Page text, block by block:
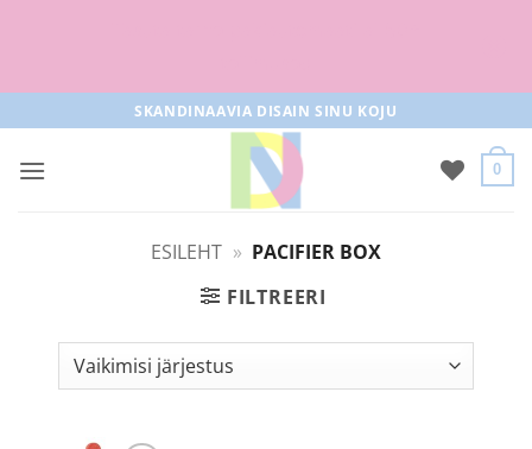
to
content
SKANDINAAVIA DISAIN SINU KOJU
0
ESILEHT » PACIFIER BOX
FILTREERI